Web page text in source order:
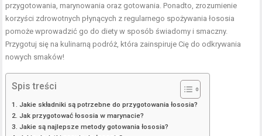
przygotowania, marynowania oraz gotowania. Ponadto, zrozumienie
korzyści zdrowotnych płynących z regularnego spożywania łososia
pomoże wprowadzić go do diety w sposób świadomy i smaczny.
Przygotuj się na kulinarną podróż, która zainspiruje Cię do odkrywania
nowych smaków!
Spis treści
Jakie składniki są potrzebne do przygotowania łososia?
Jak przygotować łososia w marynacie?
Jakie są najlepsze metody gotowania łososia?